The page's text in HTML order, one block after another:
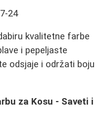
24
kvalitetne farbe
i pepeljaste
odsjaje i održati boju
za Kosu - Saveti i